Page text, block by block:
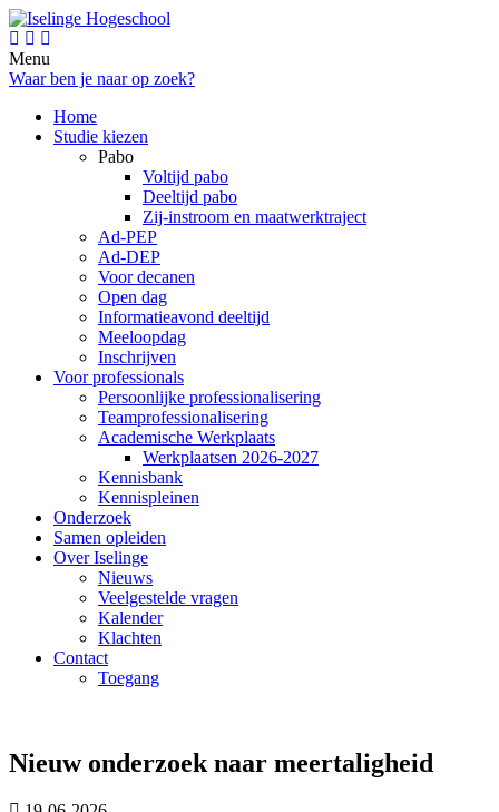
Menu
Waar ben je naar op zoek?
Home
Studie kiezen
Pabo
Voltijd pabo
Deeltijd pabo
Zij-instroom en maatwerktraject
Ad-PEP
Ad-DEP
Voor decanen
Open dag
Informatieavond deeltijd
Meeloopdag
Inschrijven
Voor professionals
Persoonlijke professionalisering
Teamprofessionalisering
Academische Werkplaats
Werkplaatsen 2026-2027
Kennisbank
Kennispleinen
Onderzoek
Samen opleiden
Over Iselinge
Nieuws
Veelgestelde vragen
Kalender
Klachten
Contact
Toegang
Nieuw onderzoek naar meertaligheid